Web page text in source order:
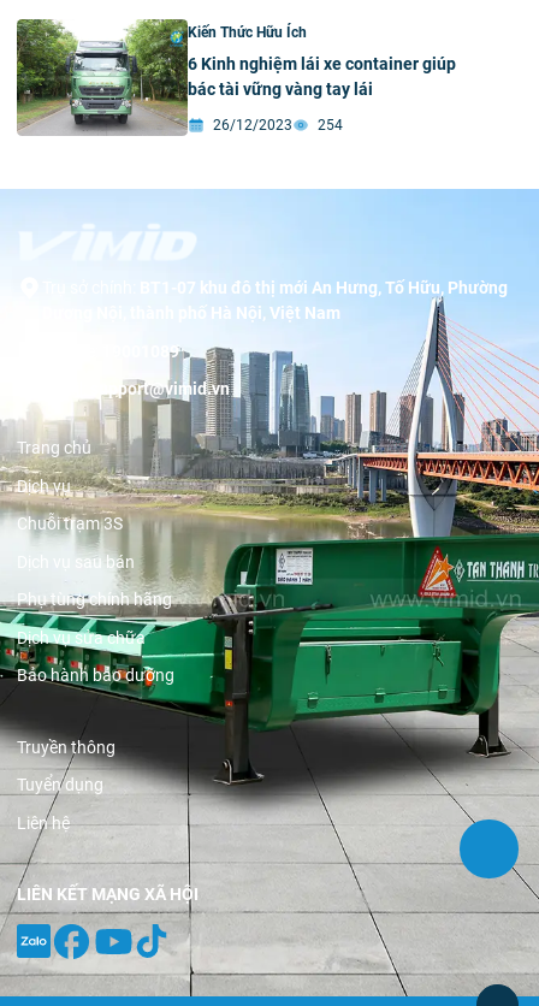
Kiến Thức Hữu Ích
6 Kinh nghiệm lái xe container giúp
bác tài vững vàng tay lái
26/12/2023 254
BT1-07 khu đô thị mới An Hưng, Tố Hữu, Phường
Dương Nội, thành phố Hà Nội, Việt Nam
19001089
support@vimid.vn
Trang chủ
Dịch vụ
Chuỗi trạm 3S
Dịch vụ sau bán
Phụ tùng chính hãng
Dịch vụ sửa chữa
Bảo hành bảo dưỡng
Truyền thông
Tuyển dụng
Liên hệ
LIÊN KẾT MẠNG XÃ HỘI